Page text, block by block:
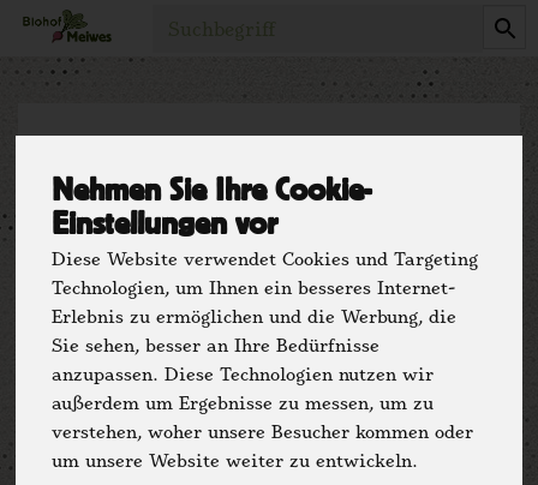
Nehmen Sie Ihre Cookie-
Einstellungen vor
Diese Website verwendet Cookies und Targeting
Technologien, um Ihnen ein besseres Internet-
Erlebnis zu ermöglichen und die Werbung, die
Sie sehen, besser an Ihre Bedürfnisse
anzupassen. Diese Technologien nutzen wir
außerdem um Ergebnisse zu messen, um zu
verstehen, woher unsere Besucher kommen oder
um unsere Website weiter zu entwickeln.
Produkt
Lohmannshof -
Lebenshilfe
Detmold
Detmold, Kreis Lippe